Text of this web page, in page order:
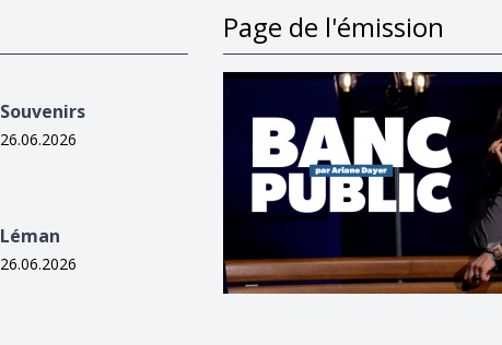
Souvenirs
26.06.2026
Léman
26.06.2026
Page de l'émission